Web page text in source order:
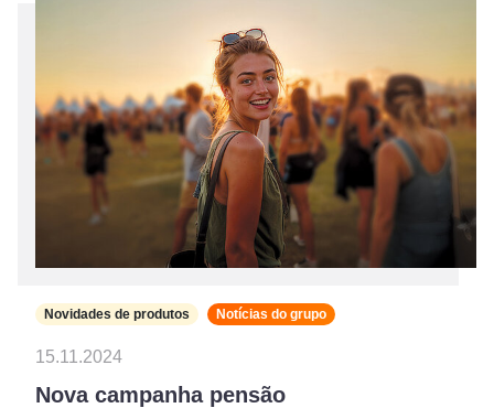
Novidades de produtos Notícias do grupo
15.11.2024
Nova campanha pensão